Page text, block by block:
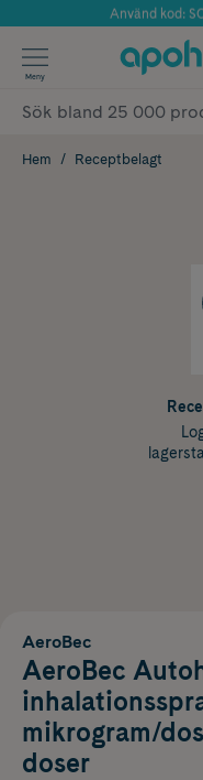
Årets
Använd kod:
✓
Meny
Hem Receptbelagt
AeroBec
AeroBec
mikrogram/
doser